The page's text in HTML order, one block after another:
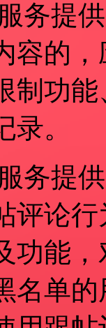
务提
容的
制功
。
务提
评论
功能
名单